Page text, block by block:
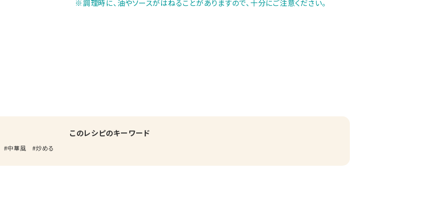
※調理時に、油やソースがはねることがありますので、十分にご注意ください。
このレシピのキーワード
中華風 炒める